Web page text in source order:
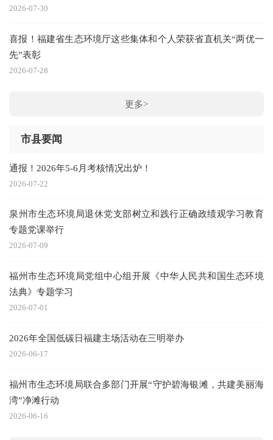
2026-07-30
喜报！福建省生态环境厅这些集体和个人荣获省直机关“两优一
先”表彰
2026-07-28
更多>
市县要闻
通报！2026年5-6月考核情况出炉！
2026-07-22
泉州市生态环境局退休党支部树立和践行正确政绩观学习教育
专题党课举行
2026-07-09
福州市生态环境局党组中心组开展《中华人民共和国生态环境
法典》专题学习
2026-07-01
2026年全国低碳日福建主场活动在三明举办
2026-06-17
福州市生态环境局联合多部门开展“守护碧海银滩，共建美丽海
湾”净滩行动
2026-06-16